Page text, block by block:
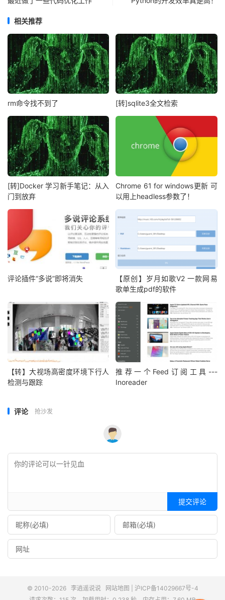
相关推荐
rm命令找不到了 [转]sqlite3全文检索
[转]Docker 学习新手笔记：从入
门到放弃
Chrome 61 for windows更新 可
以用上headless参数了！
评论插件“多说”即将消失
【原创】岁月如歌V2 一款网易
歌单生成pdf的软件
【转】大视场高密度环境下行人
检测与跟踪
推荐一个Feed订阅工具---
Inoreader
评论 抢沙发
提交评论
© 2010-2026 李逍遥说说 网站地图
沪ICP备14029667号-4